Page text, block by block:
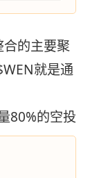
的主要聚
就是通
80%的空投